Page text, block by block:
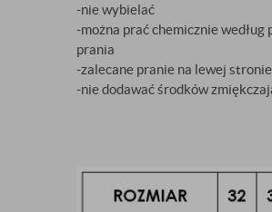
-nie wybielać
-można prać chemicznie według
prania
-zalecane pranie na lewej stronie
-nie dodawać środków